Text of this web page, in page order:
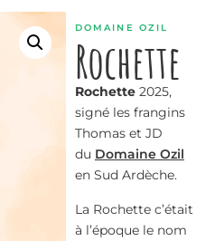
DOMAINE OZIL
Rochette
Rochette2025,
signé les frangins
Thomas et JD
du Domaine Ozil
en Sud Ardèche.
La Rochette c’était
à l’époque le nom